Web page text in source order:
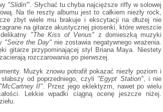
"Slidin'" . Słychać tu chyba najcięższe riffy w solowej
Na tle reszty albumu jest to całkiem niezły rock,
zbyt wiele mu brakuje i ekscytacji na dłużej nie
na gitarze akustycznej piosenki, które wreszcie
"The Kiss of Venus" z domieszką muzyki
"Seize the Day" nie zostawia negatywnego wrażenia.
gitarze przypominającej styl Briana Maya. Niestety
rozczarowania po pierwszej.
Muzyk znowu potrafił pokazać niezły poziom i
od poprzedniego, czyli "Egypt Station", i nie
"McCartney II" . Przez jego eklektyzm, nawet po wielu
Lekkie wpadki ciągną ocenę jeszcze niżej.